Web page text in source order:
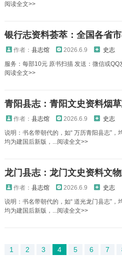
阅读全文>>
作者： 县志馆 2026.6.9
史志
服务：每部10元 原书扫描 发送：微信或
阅读全文>>
作者： 县志馆 2026.6.9
史志
说明：书名带朝代的，如“ 万历青阳县志”，
均为建国后新版，...阅读全文>>
作者： 县志馆 2026.6.9
史志
说明：书名带朝代的，如“ 道光龙门县志”，
均为建国后新版，...阅读全文>>
1 2 3 4 5 6 7